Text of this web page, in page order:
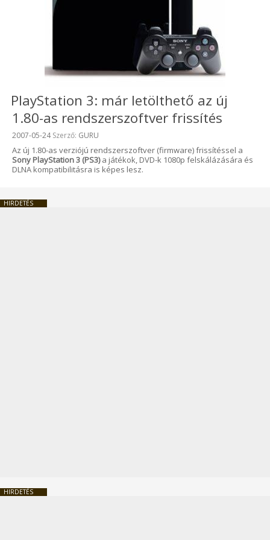
PlayStation 3: már letölthető az új
1.80-as rendszerszoftver frissítés
Beküldve:
2007-05-24Szerző: GURU
Az új 1.80-as verziójú rendszerszoftver (firmware) frissítéssel a
Sony PlayStation 3 (PS3)a játékok, DVD-k 1080p felskálázására és
DLNA kompatibilitásra is képes lesz.
HIRDETÉS
HIRDETÉS